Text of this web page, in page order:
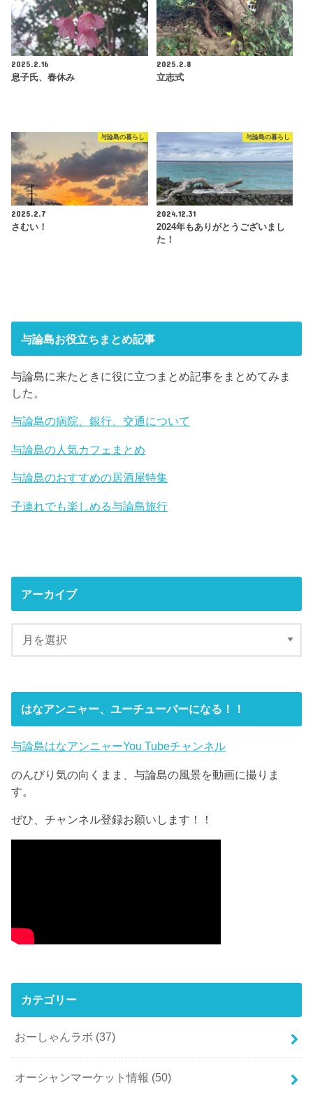
2025.2.16
息子氏、春休み
2025.2.8
立志式
与論島の暮らし
2025.2.7
さむい！
与論島の暮らし
2024.12.31
2024年もありがとうございまし
た！
与論島お役立ちまとめ記事
与論島に来たときに役に立つまとめ記事をまとめてみま
した。
与論島の病院、銀行、交通について
与論島の人気カフェまとめ
与論島のおすすめの居酒屋特集
子連れでも楽しめる与論島旅行
アーカイブ
はなアンニャー、ユーチューバーになる！！
与論島はなアンニャーYou Tubeチャンネル
のんびり気の向くまま、与論島の風景を動画に撮りま
す。
ぜひ、チャンネル登録お願いします！！
カテゴリー
おーしゃんラボ (37)
オーシャンマーケット情報 (50)